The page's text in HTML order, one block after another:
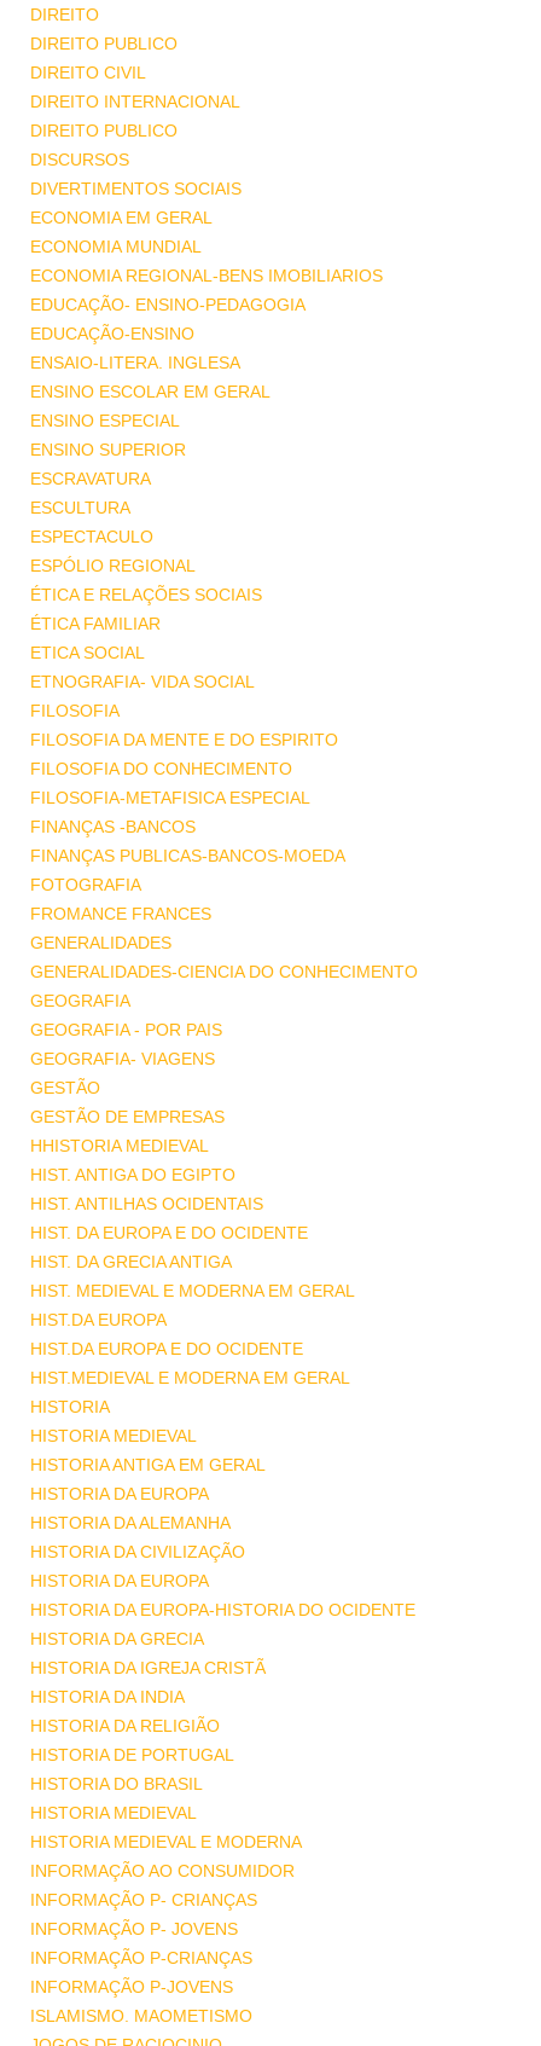
DIREITO
DIREITO PUBLICO
DIREITO CIVIL
DIREITO INTERNACIONAL
DIREITO PUBLICO
DISCURSOS
DIVERTIMENTOS SOCIAIS
ECONOMIA EM GERAL
ECONOMIA MUNDIAL
ECONOMIA REGIONAL-BENS IMOBILIARIOS
EDUCAÇÃO- ENSINO-PEDAGOGIA
EDUCAÇÃO-ENSINO
ENSAIO-LITERA. INGLESA
ENSINO ESCOLAR EM GERAL
ENSINO ESPECIAL
ENSINO SUPERIOR
ESCRAVATURA
ESCULTURA
ESPECTACULO
ESPÓLIO REGIONAL
ÉTICA E RELAÇÕES SOCIAIS
ÉTICA FAMILIAR
ETICA SOCIAL
ETNOGRAFIA- VIDA SOCIAL
FILOSOFIA
FILOSOFIA DA MENTE E DO ESPIRITO
FILOSOFIA DO CONHECIMENTO
FILOSOFIA-METAFISICA ESPECIAL
FINANÇAS -BANCOS
FINANÇAS PUBLICAS-BANCOS-MOEDA
FOTOGRAFIA
FROMANCE FRANCES
GENERALIDADES
GENERALIDADES-CIENCIA DO CONHECIMENTO
GEOGRAFIA
GEOGRAFIA - POR PAIS
GEOGRAFIA- VIAGENS
GESTÃO
GESTÃO DE EMPRESAS
HHISTORIA MEDIEVAL
HIST. ANTIGA DO EGIPTO
HIST. ANTILHAS OCIDENTAIS
HIST. DA EUROPA E DO OCIDENTE
HIST. DA GRECIA ANTIGA
HIST. MEDIEVAL E MODERNA EM GERAL
HIST.DA EUROPA
HIST.DA EUROPA E DO OCIDENTE
HIST.MEDIEVAL E MODERNA EM GERAL
HISTORIA
HISTORIA MEDIEVAL
HISTORIA ANTIGA EM GERAL
HISTORIA DA EUROPA
HISTORIA DA ALEMANHA
HISTORIA DA CIVILIZAÇÃO
HISTORIA DA EUROPA
HISTORIA DA EUROPA-HISTORIA DO OCIDENTE
HISTORIA DA GRECIA
HISTORIA DA IGREJA CRISTÃ
HISTORIA DA INDIA
HISTORIA DA RELIGIÃO
HISTORIA DE PORTUGAL
HISTORIA DO BRASIL
HISTORIA MEDIEVAL
HISTORIA MEDIEVAL E MODERNA
INFORMAÇÃO AO CONSUMIDOR
INFORMAÇÃO P- CRIANÇAS
INFORMAÇÃO P- JOVENS
INFORMAÇÃO P-CRIANÇAS
INFORMAÇÃO P-JOVENS
ISLAMISMO. MAOMETISMO